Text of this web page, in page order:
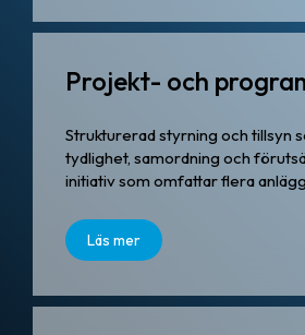
Projekt- och
Strukturerad styrning och tillsyn
tydlighet, samordning och
initiativ som omfattar flera
Läs mer